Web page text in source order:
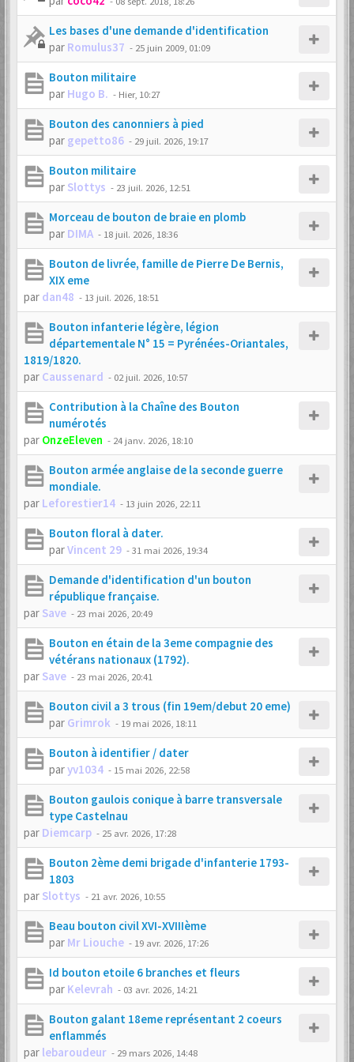
Les bases d'une demande d'identification
par Romulus37 - 25 juin 2009, 01:09
Bouton militaire
par Hugo B. - Hier, 10:27
Bouton des canonniers à pied
par gepetto86 - 29 juil. 2026, 19:17
Bouton militaire
par Slottys - 23 juil. 2026, 12:51
Morceau de bouton de braie en plomb
par DIMA - 18 juil. 2026, 18:36
Bouton de livrée, famille de Pierre De Bernis,
XIX eme
par dan48 - 13 juil. 2026, 18:51
Bouton infanterie légère, légion
départementale N° 15 = Pyrénées-Oriantales,
1819/1820.
par Caussenard - 02 juil. 2026, 10:57
Contribution à la Chaîne des Bouton
numérotés
par OnzeEleven - 24 janv. 2026, 18:10
Bouton armée anglaise de la seconde guerre
mondiale.
par Leforestier14 - 13 juin 2026, 22:11
Bouton floral à dater.
parVincent 29 -31 mai 2026, 19:34
Demande d'identification d'un bouton
république française.
par Save - 23 mai 2026, 20:49
Bouton en étain de la 3eme compagnie des
vétérans nationaux (1792).
par Save - 23 mai 2026, 20:41
Bouton civil a 3 trous (fin 19em/debut 20 eme)
par Grimrok - 19 mai 2026, 18:11
Bouton à identifier / dater
paryv1034 - 15 mai 2026, 22:58
Bouton gaulois conique à barre transversale
type Castelnau
par Diemcarp - 25 avr. 2026, 17:28
Bouton 2ème demi brigade d'infanterie 1793-
1803
par Slottys - 21 avr. 2026, 10:55
Beau bouton civil XVI-XVIIIème
par Mr Liouche - 19 avr. 2026, 17:26
Id bouton etoile 6 branches et fleurs
par Kelevrah - 03 avr. 2026, 14:21
Bouton galant 18eme représentant 2 coeurs
enflammés
par lebaroudeur - 29 mars 2026, 14:48